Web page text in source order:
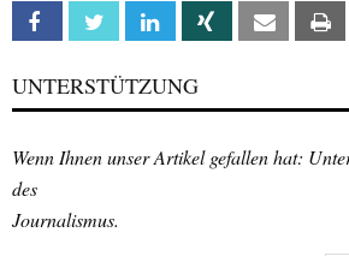
Facebook Twitter Linkedin Xing Email
UNTERSTÜTZUNG
Wenn Ihnen unser Artikel gefallen hat:
des
Journalismus.